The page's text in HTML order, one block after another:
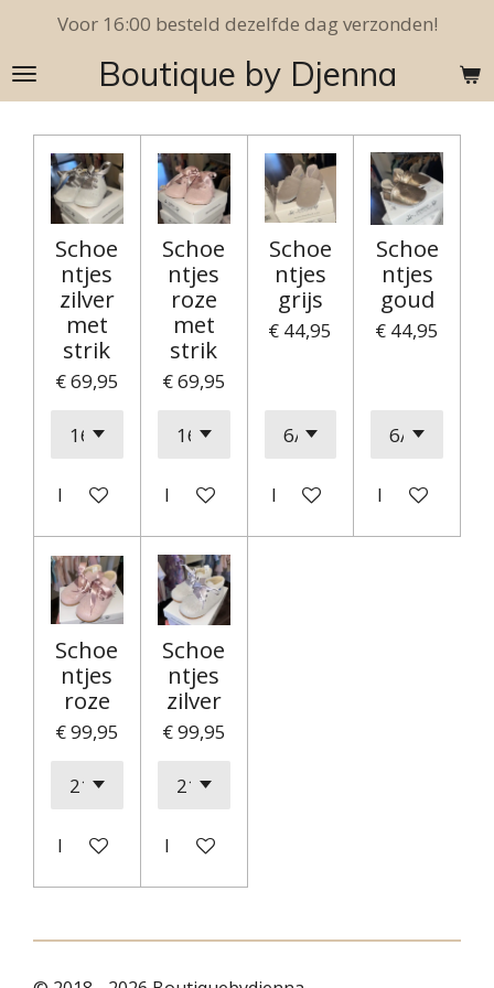
naar
de
hoofdinhoud
Boutique by Djenna
Voor 16:00 besteld dezelfde dag verzonden!
Schoe
ntjes
zilver
met
strik
€ 69,95
In winkelwagen
Schoe
ntjes
roze
met
strik
€ 69,95
In winkelwagen
Schoe
ntjes
grijs
€ 44,95
In winkelwagen
Schoe
ntjes
goud
€ 44,95
In
Schoe
ntjes
roze
€ 99,95
In winkelwagen
Schoe
ntjes
zilver
€ 99,95
In winkelwagen